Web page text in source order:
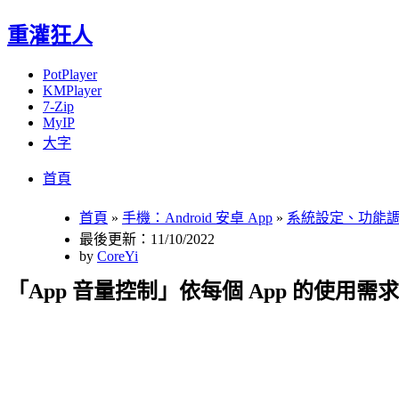
重灌狂人
PotPlayer
KMPlayer
7-Zip
MyIP
大字
首頁
首頁 » 手機：Android 安卓 App » 系統設定、功能
最後更新：11/10/2022
by CoreYi
「App 音量控制」依每個 App 的使用需